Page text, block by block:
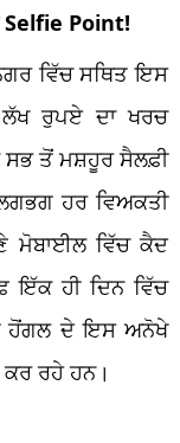
Point!
ਵਿੱਚ ਸਥਿਤ ਇਸ
ਰੁਪਏ ਦਾ ਖਰਚ
ਤੋਂ ਮਸ਼ਹੂਰ ਸੈਲਫ਼ੀ
ਹਰ ਵਿਅਕਤੀ
ਮੋਬਾਈਲ ਵਿੱਚ ਕੈਦ
ਇੱਕ ਹੀ ਦਿਨ ਵਿੱਚ
ਹੋਂਗਲ ਦੇ ਇਸ ਅਨੋਖੇ
ਰਹੇ ਹਨ।